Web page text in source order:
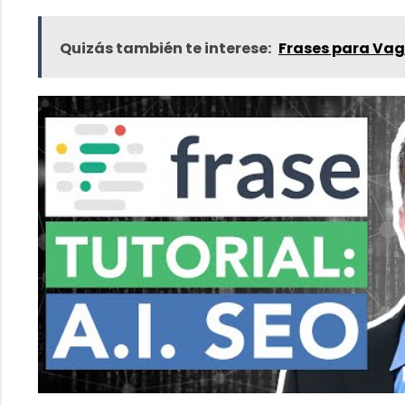
Quizás también te interese: Frases para